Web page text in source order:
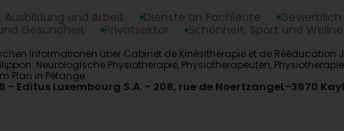
Ausbildung und Arbeit Dienste an Fachleute Gewerblich
Gesundheit Privatsektor
Schönheit, Sport und
Informationen über Cabinet de Kinésithérapie et de Rééducation
Neurologische Physiotherapie, Physiotherapeuten,
Plan in Pétange.
Editus Luxembourg S.A. 208, rue de NoertzangeL-3670 Kayl